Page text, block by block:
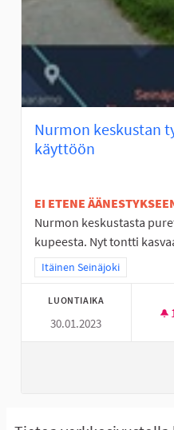
Nurmon keskustan
käyttöön
EI ETENE
Nurmon keskustasta
kupeesta. Nyt tontti
Rajaa tulokset teeman
Itäinen Seinäjoki
LUONTIAIKA
30.01.2023